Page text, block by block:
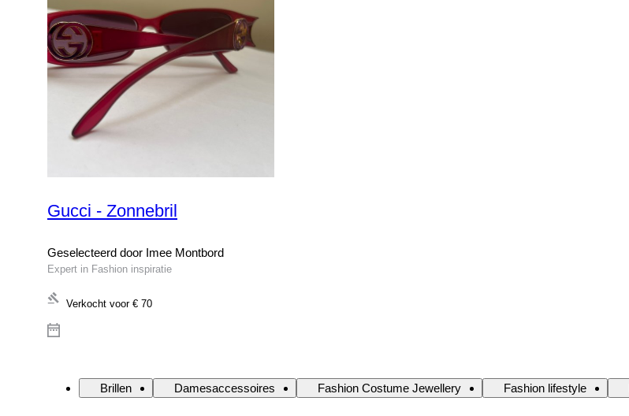
Gucci - Zonnebril
Geselecteerd door Imee Montbord
Expert in Fashion inspiratie
Verkocht voor € 70
Brillen Damesaccessoires Fashion Costume Jewellery Fashion lifestyle